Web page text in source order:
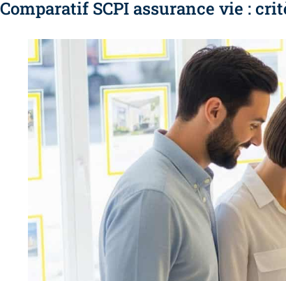
Comparatif SCPI assurance vie :